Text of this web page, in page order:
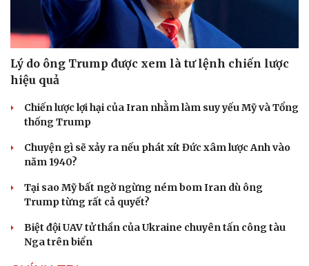
Lý do ông Trump được xem là tư lệnh chiến lược
hiệu quả
Chiến lược lợi hại của Iran nhằm làm suy yếu Mỹ và Tổng
thống Trump
Chuyện gì sẽ xảy ra nếu phát xít Đức xâm lược Anh vào
năm 1940?
Tại sao Mỹ bất ngờ ngừng ném bom Iran dù ông
Trump từng rất cả quyết?
Biệt đội UAV tử thần của Ukraine chuyên tấn công tàu
Nga trên biển